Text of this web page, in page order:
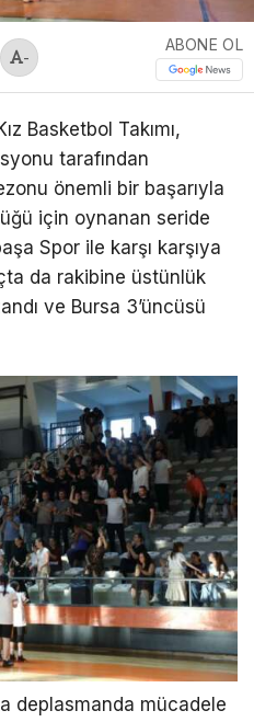
-
ABONE OL
Basketbol Takımı,
tarafından
önemli bir başarıyla
için oynanan seride
Spor ile karşı karşıya
da rakibine üstünlük
ve Bursa 3’üncüsü
deplasmanda mücadele